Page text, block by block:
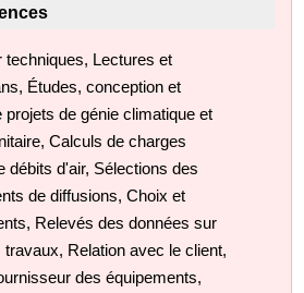
techniques, Lectures et
Études, conception et
de génie climatique et
Calculs de charges
débits d'air, Sélections des
de diffusions, Choix et
Relevés des données sur
Relation avec le client,
des équipements,